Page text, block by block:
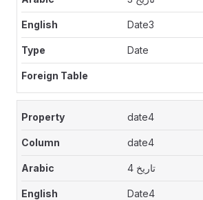
Date3
Date
date4
date4
تاريخ 4
Date4